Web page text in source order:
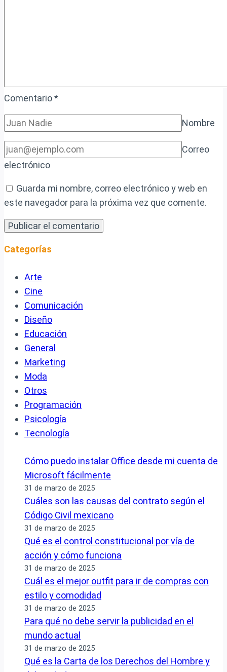
Comentario*
Nombre
Correo
electrónico
Guarda mi nombre, correo electrónico y web en
este navegador para la próxima vez que comente.
Categorías
Arte
Cine
Comunicación
Diseño
Educación
General
Marketing
Moda
Otros
Programación
Psicología
Tecnología
Cómo puedo instalar Office desde mi cuenta de
Microsoft fácilmente
31 de marzo de 2025
Cuáles son las causas del contrato según el
Código Civil mexicano
31 de marzo de 2025
Qué es el control constitucional por vía de
acción y cómo funciona
31 de marzo de 2025
Cuál es el mejor outfit para ir de compras con
estilo y comodidad
31 de marzo de 2025
Para qué no debe servir la publicidad en el
mundo actual
31 de marzo de 2025
Qué es la Carta de los Derechos del Hombre y